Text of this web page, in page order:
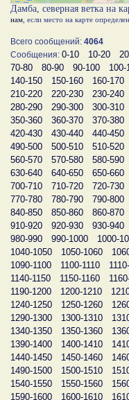
Дамба, северная ветка на
нам , если место на карте
Всего сообщений: 4064
Сообщения: 0-10 10-20
70-80
80-90 90-100 100-
140-150
150-160 160-170
210-220
220-230 230-240
280-290
290-300 300-310
350-360
360-370 370-380
420-430
430-440 440-450
490-500
500-510 510-520
560-570
570-580 580-590
630-640
640-650 650-660
700-710
710-720 720-730
770-780
780-790 790-800
840-850
850-860 860-870
910-920
920-930 930-940
980-990
990-1000 1000-
1040-1050
1050-1060
1090-1100
1100-1110
1140-1150
1150-1160
1190-1200
1200-1210
1240-1250
1250-1260
1290-1300
1300-1310
1340-1350
1350-1360
1390-1400
1400-1410
1440-1450
1450-1460
1490-1500
1500-1510
1540-1550
1550-1560
1590-1600
1600-1610